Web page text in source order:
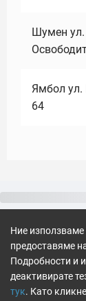
Шумен
Ямбол ул.
64
Ние използваме
предоставяме
Подробности и
деактивирате
тук. Като